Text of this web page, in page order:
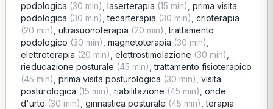
podologica (30 min) laserterapia (15 min) prima visita
podologica (30 min) ,tecarterapia (30 min) crioterapia
(20 min) ultrasuonoterapia (20 min) ,trattamento
podologico (30 min) magnetoterapia (30 min)
elettroterapia (20 min) elettrostimolazione (30 min)
rieducazione posturale (45 min) ,trattamento fisioterapico
(45 min) prima visita posturologica (30 min) visita
posturologica (15 min) riabilitazione (45 min) onde
d'urto (30 min) ginnastica posturale (45 min) ,terapia